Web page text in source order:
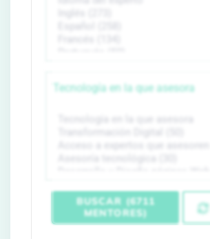
Tecnología en la que asesora
BUSCAR (6711
MENTORES)